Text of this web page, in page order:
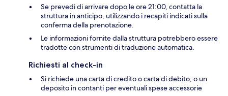
Se prevedi di arrivare dopo le ore 21:00, contatta la
struttura in anticipo, utilizzando i recapiti indicati sulla
conferma della prenotazione.
Le informazioni fornite dalla struttura potrebbero essere
tradotte con strumenti di traduzione automatica.
Richiesti al check-in
Si richiede una carta di credito o carta di debito, o un
deposito in contanti per eventuali spese accessorie